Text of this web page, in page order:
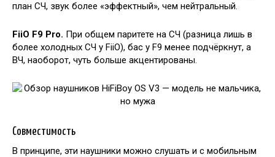
план СЧ, звук более «эффектный», чем нейтральный.
FiiO F9 Pro. При общем паритете на СЧ (разница лишь в
более холодных СЧ у FiiO), бас у F9 менее подчёркнут, а
ВЧ, наоборот, чуть больше акцентированы.
Совместимость
В принципе, эти наушники можно слушать и с мобильным